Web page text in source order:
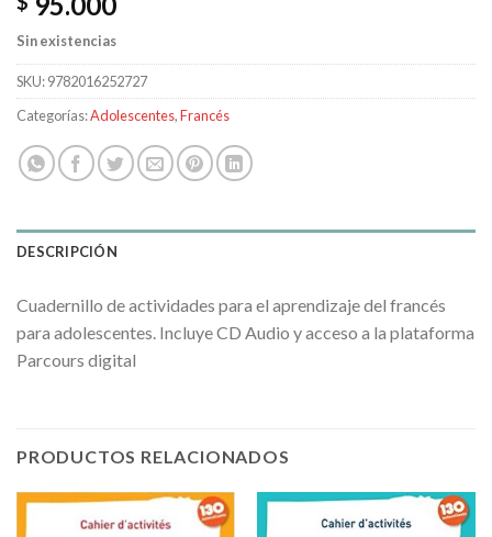
Sin existencias
SKU:9782016252727
Categorías:Adolescentes,Francés
DESCRIPCIÓN
Cuadernillo de actividades para el aprendizaje del francés
para adolescentes. Incluye CD Audio y acceso a la plataforma
Parcours digital
PRODUCTOS RELACIONADOS